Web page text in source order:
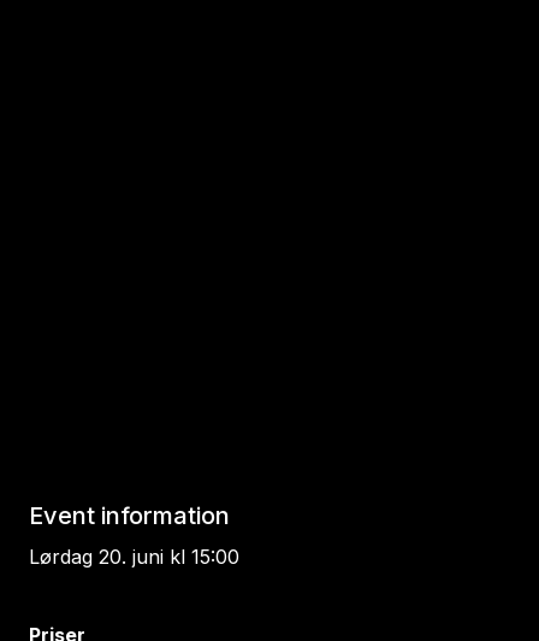
Event information
Lørdag 20. juni kl 15:00
Priser